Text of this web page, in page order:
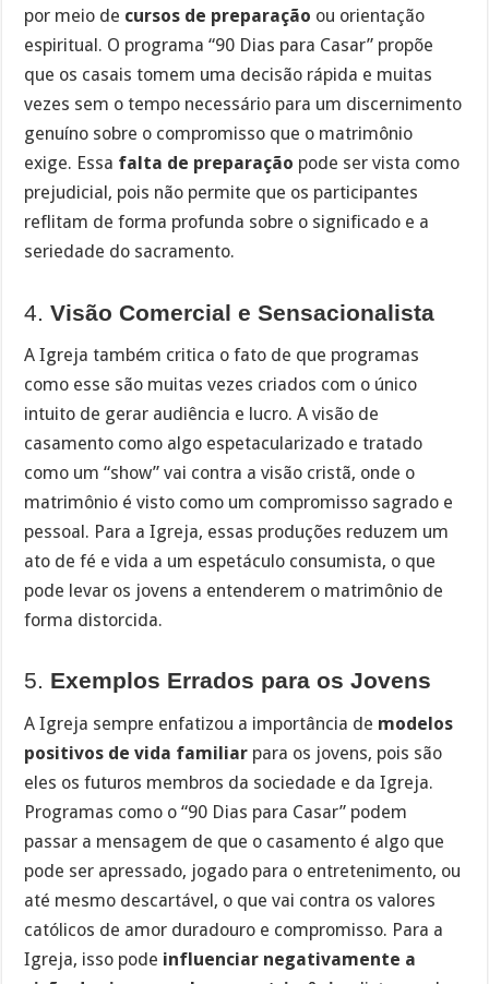
por meio de cursos de preparação ou orientação
espiritual. O programa “90 Dias para Casar” propõe
que os casais tomem uma decisão rápida e muitas
vezes sem o tempo necessário para um discernimento
genuíno sobre o compromisso que o matrimônio
exige. Essa falta de preparação pode ser vista como
prejudicial, pois não permite que os participantes
reflitam de forma profunda sobre o significado e a
seriedade do sacramento.
4.Visão Comercial e Sensacionalista
A Igreja também critica o fato de que programas
como esse são muitas vezes criados com o único
intuito de gerar audiência e lucro. A visão de
casamento como algo espetacularizado e tratado
como um “show” vai contra a visão cristã, onde o
matrimônio é visto como um compromisso sagrado e
pessoal. Para a Igreja, essas produções reduzem um
ato de fé e vida a um espetáculo consumista, o que
pode levar os jovens a entenderem o matrimônio de
forma distorcida.
5. Exemplos Errados para os Jovens
A Igreja sempre enfatizou a importância de modelos
positivos de vida familiar para os jovens, pois são
eles os futuros membros da sociedade e da Igreja.
Programas como o “90 Dias para Casar” podem
passar a mensagem de que o casamento é algo que
pode ser apressado, jogado para o entretenimento, ou
até mesmo descartável, o que vai contra os valores
católicos de amor duradouro e compromisso. Para a
Igreja, isso pode influenciar negativamente a